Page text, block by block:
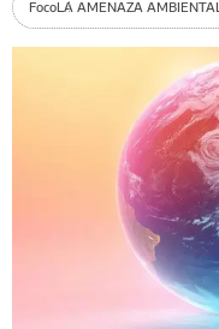
FocoLA AMENAZA AMBIENTAL